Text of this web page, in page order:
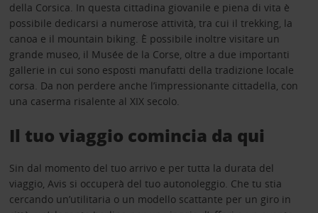
della Corsica. In questa cittadina giovanile e piena di vita è
possibile dedicarsi a numerose attività, tra cui il trekking, la
canoa e il mountain biking. È possibile inoltre visitare un
grande museo, il Musée de la Corse, oltre a due importanti
gallerie in cui sono esposti manufatti della tradizione locale
corsa. Da non perdere anche l’impressionante cittadella, con
una caserma risalente al XIX secolo.
Il tuo viaggio comincia da qui
Sin dal momento del tuo arrivo e per tutta la durata del
viaggio, Avis si occuperà del tuo autonoleggio. Che tu stia
cercando un’utilitaria o un modello scattante per un giro in